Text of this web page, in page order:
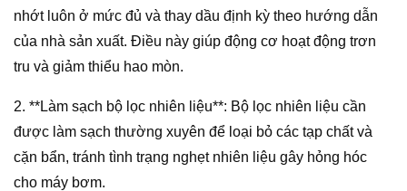
nhớt luôn ở mức đủ và thay dầu định kỳ theo hướng dẫn
của nhà sản xuất. Điều này giúp động cơ hoạt động trơn
tru và giảm thiểu hao mòn.
2. **Làm sạch bộ lọc nhiên liệu**: Bộ lọc nhiên liệu cần
được làm sạch thường xuyên để loại bỏ các tạp chất và
cặn bẩn, tránh tình trạng nghẹt nhiên liệu gây hỏng hóc
cho máy bơm.